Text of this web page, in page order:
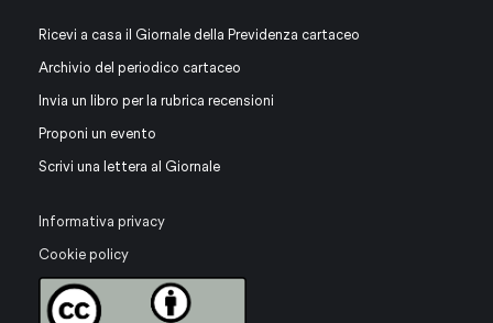
Ricevi a casa il Giornale della Previdenza cartaceo
Archivio del periodico cartaceo
Invia un libro per la rubrica recensioni
Proponi un evento
Scrivi una lettera al Giornale
Informativa privacy
Cookie policy